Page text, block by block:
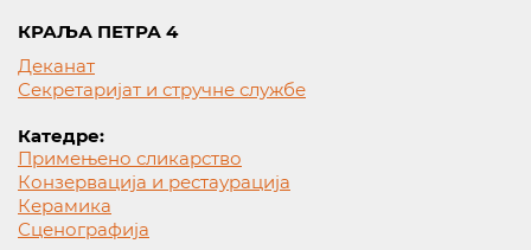
КРАЉА ПЕТРА 4
Деканат
Секретаријат и стручне службе
Катедре:
Примењено сликарство
Конзервација и рестаурација
Керамика
Сценографија